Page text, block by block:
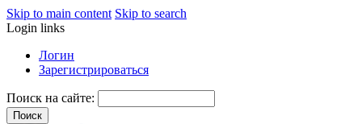
Skip to main content Skip to search
Login links
Логин
Зарегистрироваться
Поиск на сайте: